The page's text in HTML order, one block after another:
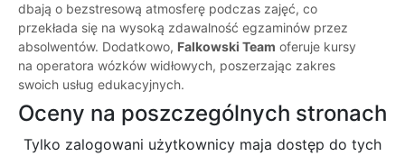
dbają o bezstresową atmosferę podczas zajęć, co
przekłada się na wysoką zdawalność egzaminów przez
absolwentów. Dodatkowo, Falkowski Team oferuje kursy
na operatora wózków widłowych, poszerzając zakres
swoich usług edukacyjnych.
Oceny na poszczególnych stronach
Tylko zalogowani użytkownicy maja dostęp do tych